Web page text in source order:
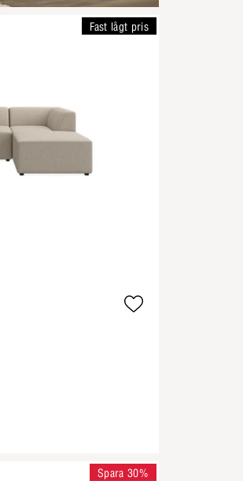
Fast lågt pris
Spara 30%